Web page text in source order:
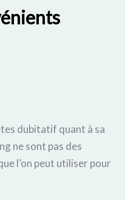
dubitatif quant à sa
ne sont pas des
l’on peut utiliser pour